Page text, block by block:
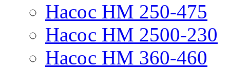
Насос НМ 250-475
Насос НМ 2500-230
Насос НМ 360-460